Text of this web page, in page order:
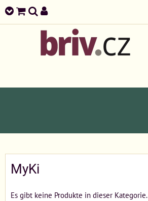
MyKi
Es gibt keine Produkte in dieser Kategorie.